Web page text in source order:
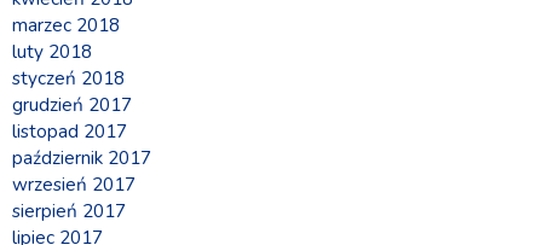
marzec 2018
luty 2018
styczeń 2018
grudzień 2017
listopad 2017
październik 2017
wrzesień 2017
sierpień 2017
lipiec 2017